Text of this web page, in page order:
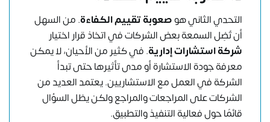
التحدي الثاني هوصعوبة تقييم الكفاءة. من السهل
أن تُضِل السمعة بعض الشركات في اتخاذ قرار اختيار
شركة استشارات إدارية. في كثير من الأحيان، لا يمكن
معرفة جودة الاستشارة أو مدى تأثيرها حتى تبدأ
الشركة في العمل مع الاستشاريين. يعتمد العديد من
الشركات على المراجعات والمراجع ولكن يظل السؤال
قائمًا حول فعالية التنفيذ والتطبيق.